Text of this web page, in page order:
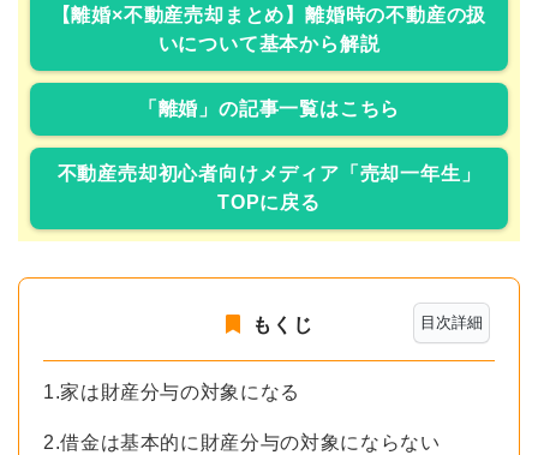
【離婚×不動産売却まとめ】離婚時の不動産の扱
いについて基本から解説
「離婚」の記事一覧はこちら
不動産売却初心者向けメディア「売却一年生」
TOPに戻る
目次詳細
もくじ
1.家は財産分与の対象になる
2.借金は基本的に財産分与の対象にならない